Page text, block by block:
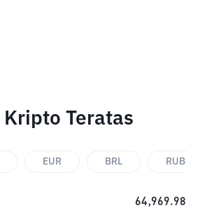
Kripto Teratas
EUR BRL RUB
64,969.98